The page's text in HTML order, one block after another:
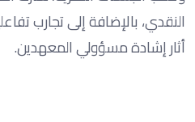
أثار إشادة مسؤولي المعهدين.